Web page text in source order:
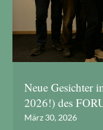
Neue Gesichter
2026!) des
März 30, 2026